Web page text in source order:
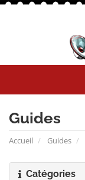
Guides
Accueil Guides
Catégories